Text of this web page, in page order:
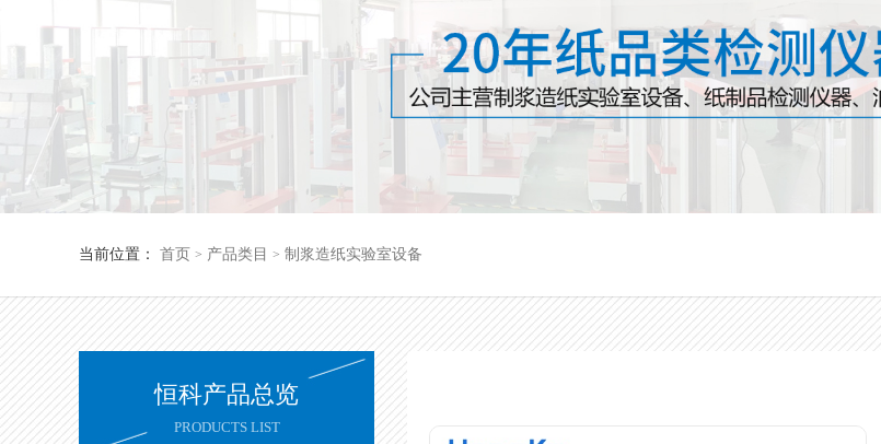
当前位置： 首页 > 产品类目 > 制浆造纸实验室设备
恒科产品总览
PRODUCTS LIST